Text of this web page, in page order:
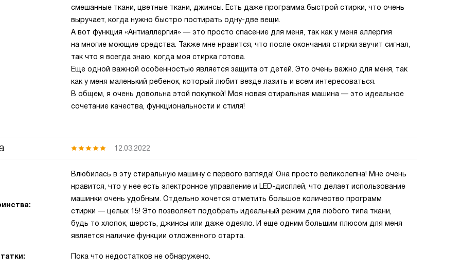
смешанные ткани, цветные ткани, джинсы. Есть даже программа быстрой стирки, что очень
выручает, когда нужно быстро постирать одну-две вещи.
А вот функция «Антиаллергия» — это просто спасение для меня, так как у меня аллергия
на многие моющие средства. Также мне нравится, что после окончания стирки звучит сигнал,
так что я всегда знаю, когда моя стирка готова.
Еще одной важной особенностью является защита от детей. Это очень важно для меня, так
как у меня маленький ребенок, который любит везде лазить и всем интересоваться.
В общем, я очень довольна этой покупкой! Моя новая стиральная машина — это идеальное
сочетание качества, функциональности и стиля!
12.03.2022
Влюбилась в эту стиральную машину с первого взгляда! Она просто великолепна! Мне очень
нравится, что у нее есть электронное управление и LED-дисплей, что делает использование
машинки очень удобным. Отдельно хочется отметить большое количество программ
стирки — целых 15! Это позволяет подобрать идеальный режим для любого типа ткани,
будь то хлопок, шерсть, джинсы или даже одеяло. И еще одним большим плюсом для меня
является наличие функции отложенного старта.
Пока что недостатков не обнаружено.